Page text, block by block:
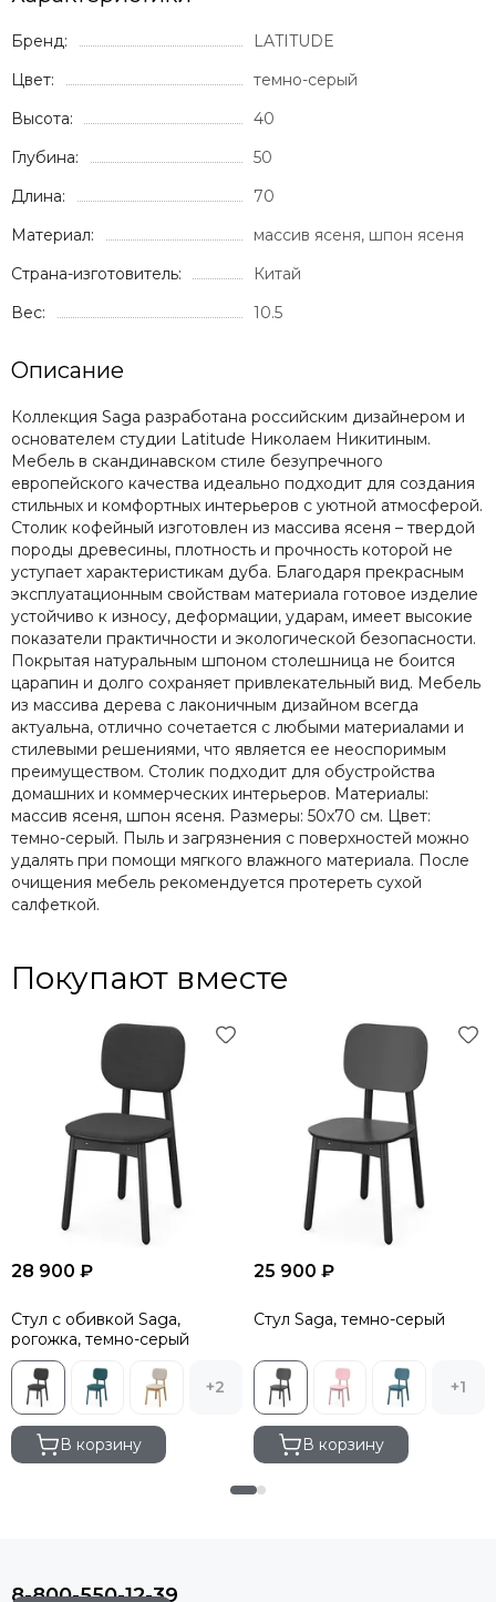
Бренд:
LATITUDE
Цвет:
темно-серый
Высота:
40
Глубина:
50
Длина:
70
Материал:
массив ясеня, шпон ясеня
Страна-изготовитель:
Китай
Вес:
10.5
Описание
Коллекция Saga разработана российским дизайнером и
основателем студии Latitude Николаем Никитиным.
Мебель в скандинавском стиле безупречного
европейского качества идеально подходит для создания
стильных и комфортных интерьеров с уютной атмосферой.
Cтолик кофейный изготовлен из массива ясеня – твердой
породы древесины, плотность и прочность которой не
уступает характеристикам дуба. Благодаря прекрасным
эксплуатационным свойствам материала готовое изделие
устойчиво к износу, деформации, ударам, имеет высокие
показатели практичности и экологической безопасности.
Покрытая натуральным шпоном столешница не боится
царапин и долго сохраняет привлекательный вид. Мебель
из массива дерева с лаконичным дизайном всегда
актуальна, отлично сочетается с любыми материалами и
стилевыми решениями, что является ее неоспоримым
преимуществом. Столик подходит для обустройства
домашних и коммерческих интерьеров. Материалы:
массив ясеня, шпон ясеня. Размеры: 50х70 см. Цвет:
темно-серый. Пыль и загрязнения с поверхностей можно
удалять при помощи мягкого влажного материала. После
очищения мебель рекомендуется протереть сухой
салфеткой.
Покупают вместе
28 900 ₽
Стул с обивкой Saga,
рогожка, темно-серый
+2
В корзину
25 900 ₽
Стул Saga, темно-серый
+1
В корзину
8-800-550-12-39